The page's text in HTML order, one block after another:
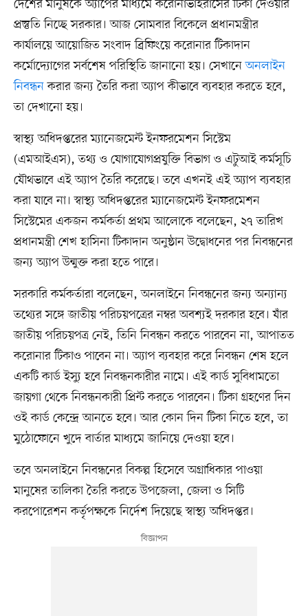
দেশের মানুষকে অ্যাপের মাধ্যমে করোনাভাইরাসের টিকা দেওয়ার
প্রস্তুতি নিচ্ছে সরকার। আজ সোমবার বিকেলে প্রধানমন্ত্রীর
কার্যালয়ে আয়োজিত সংবাদ ব্রিফিংয়ে করোনার টিকাদান
কর্মোদ্যোগের সর্বশেষ পরিস্থিতি জানানো হয়। সেখানেঅনলাইন
নিবন্ধনকরার জন্য তৈরি করা অ্যাপ কীভাবে ব্যবহার করতে হবে,
তা দেখানো হয়।
স্বাস্থ্য অধিদপ্তরের ম্যানেজমেন্ট ইনফরমেশন সিস্টেম
(এমআইএস), তথ্য ও যোগাযোগপ্রযুক্তি বিভাগ ও এটুআই কর্মসূচি
যৌথভাবে এই অ্যাপ তৈরি করেছে। তবে এখনই এই অ্যাপ ব্যবহার
করা যাবে না। স্বাস্থ্য অধিদপ্তরের ম্যানেজমেন্ট ইনফরমেশন
সিস্টেমের একজন কর্মকর্তা প্রথম আলোকে বলেছেন, ২৭ তারিখ
প্রধানমন্ত্রী শেখ হাসিনা টিকাদান অনুষ্ঠান উদ্বোধনের পর নিবন্ধনের
জন্য অ্যাপ উন্মুক্ত করা হতে পারে।
সরকারি কর্মকর্তারা বলেছেন, অনলাইনে নিবন্ধনের জন্য অন্যান্য
তথ্যের সঙ্গে জাতীয় পরিচয়পত্রের নম্বর অবশ্যই দরকার হবে। যাঁর
জাতীয় পরিচয়পত্র নেই, তিনি নিবন্ধন করতে পারবেন না, আপাতত
করোনার টিকাও পাবেন না। অ্যাপ ব্যবহার করে নিবন্ধন শেষ হলে
একটি কার্ড ইস্যু হবে নিবন্ধনকারীর নামে। এই কার্ড সুবিধামতো
জায়গা থেকে নিবন্ধনকারী প্রিন্ট করতে পারবেন। টিকা গ্রহণের দিন
ওই কার্ড কেন্দ্রে আনতে হবে। আর কোন দিন টিকা নিতে হবে, তা
মুঠোফোনে খুদে বার্তার মাধ্যমে জানিয়ে দেওয়া হবে।
তবে অনলাইনে নিবন্ধনের বিকল্প হিসেবে অগ্রাধিকার পাওয়া
মানুষের তালিকা তৈরি করতে উপজেলা, জেলা ও সিটি
করপোরেশন কর্তৃপক্ষকে নির্দেশ দিয়েছে স্বাস্থ্য অধিদপ্তর।